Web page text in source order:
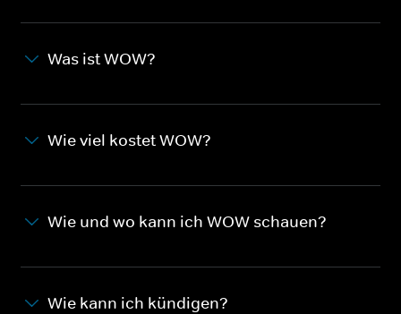
Was ist WOW?
Wie viel kostet WOW?
Wie und wo kann ich WOW schauen?
Wie kann ich kündigen?